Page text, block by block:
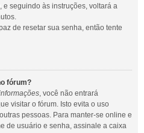
e seguindo às instruções, voltará a
de resetar sua senha, então tente
fórum?
, você não entrará
visitar o fórum. Isto evita o uso
pessoas. Para manter-se online e
de usuário e senha, assinale a caixa